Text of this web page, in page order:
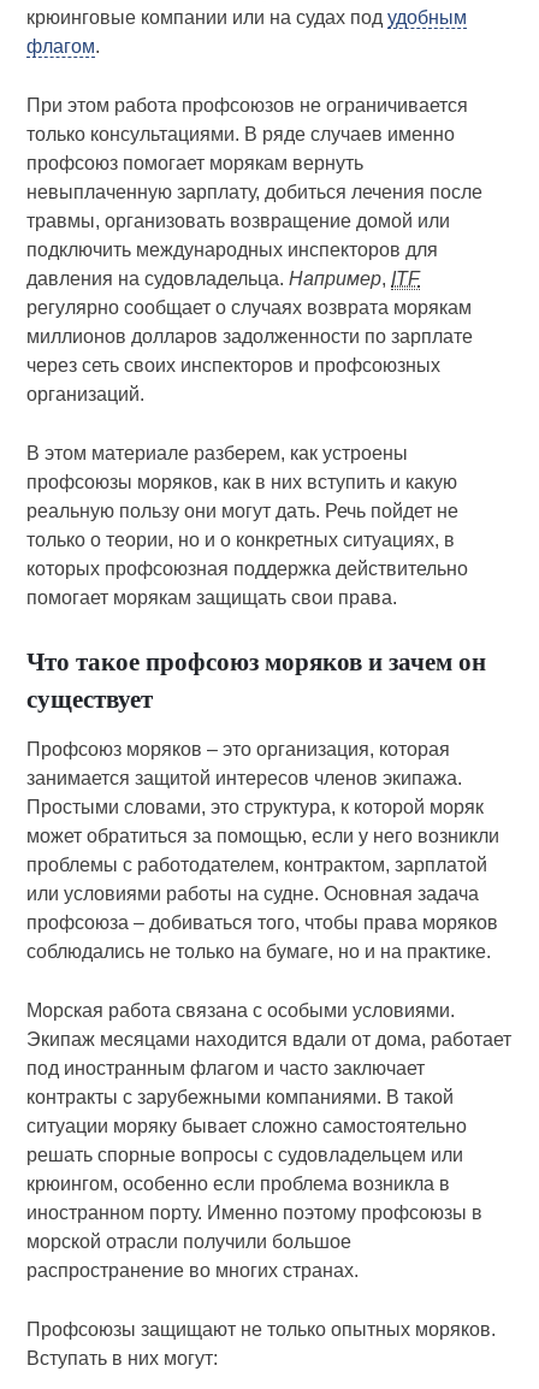
крюинговые компании или на судах подудобным
флагом.
При этом работа профсоюзов не ограничивается
только консультациями. В ряде случаев именно
профсоюз помогает морякам вернуть
невыплаченную зарплату, добиться лечения после
травмы, организовать возвращение домой или
подключить международных инспекторов для
давления на судовладельца.Например, ITF
регулярно сообщает о случаях возврата морякам
миллионов долларов задолженности по зарплате
через сеть своих инспекторов и профсоюзных
организаций.
В этом материале разберем, как устроены
профсоюзы моряков, как в них вступить и какую
реальную пользу они могут дать. Речь пойдет не
только о теории, но и о конкретных ситуациях, в
которых профсоюзная поддержка действительно
помогает морякам защищать свои права.
Что такое профсоюз моряков и зачем он
существует
Профсоюз моряков – это организация, которая
занимается защитой интересов членов экипажа.
Простыми словами, это структура, к которой моряк
может обратиться за помощью, если у него возникли
проблемы с работодателем, контрактом, зарплатой
или условиями работы на судне. Основная задача
профсоюза – добиваться того, чтобы права моряков
соблюдались не только на бумаге, но и на практике.
Морская работа связана с особыми условиями.
Экипаж месяцами находится вдали от дома, работает
под иностранным флагом и часто заключает
контракты с зарубежными компаниями. В такой
ситуации моряку бывает сложно самостоятельно
решать спорные вопросы с судовладельцем или
крюингом, особенно если проблема возникла в
иностранном порту. Именно поэтому профсоюзы в
морской отрасли получили большое
распространение во многих странах.
Профсоюзы защищают не только опытных моряков.
Вступать в них могут: